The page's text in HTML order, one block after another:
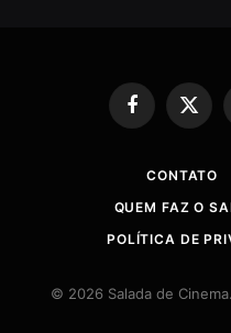
Facebook
X
CONTATO
QUEM FAZ O
POLÍTICA DE
© 2026 Salada de